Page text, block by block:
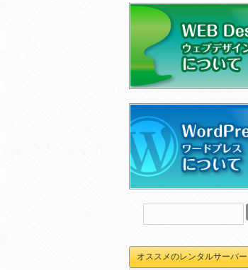
オススメのレンタルサーバー